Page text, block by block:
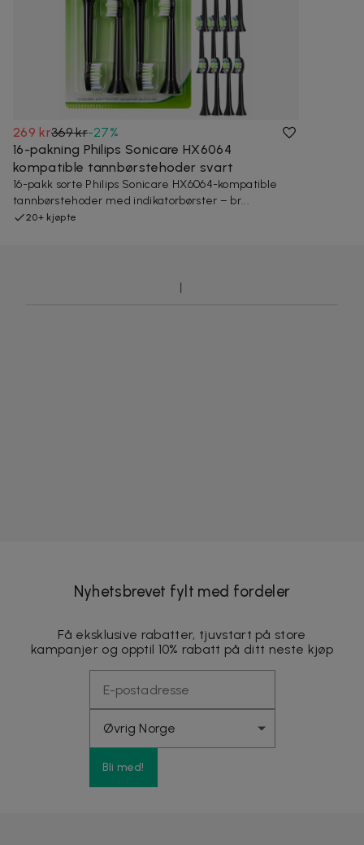
269 kr369 kr-27%
16-pakning Philips Sonicare HX6064
kompatible tannbørstehoder svart
16-pakk sorte Philips Sonicare HX6064-kompatible
tannbørstehoder med indikatorbørster – br...
20+ kjøpte
Nyhetsbrevet fylt med fordeler
Få eksklusive rabatter, tjuvstart på store
kampanjer og opptil 10% rabatt på ditt neste kjøp
Bli med!